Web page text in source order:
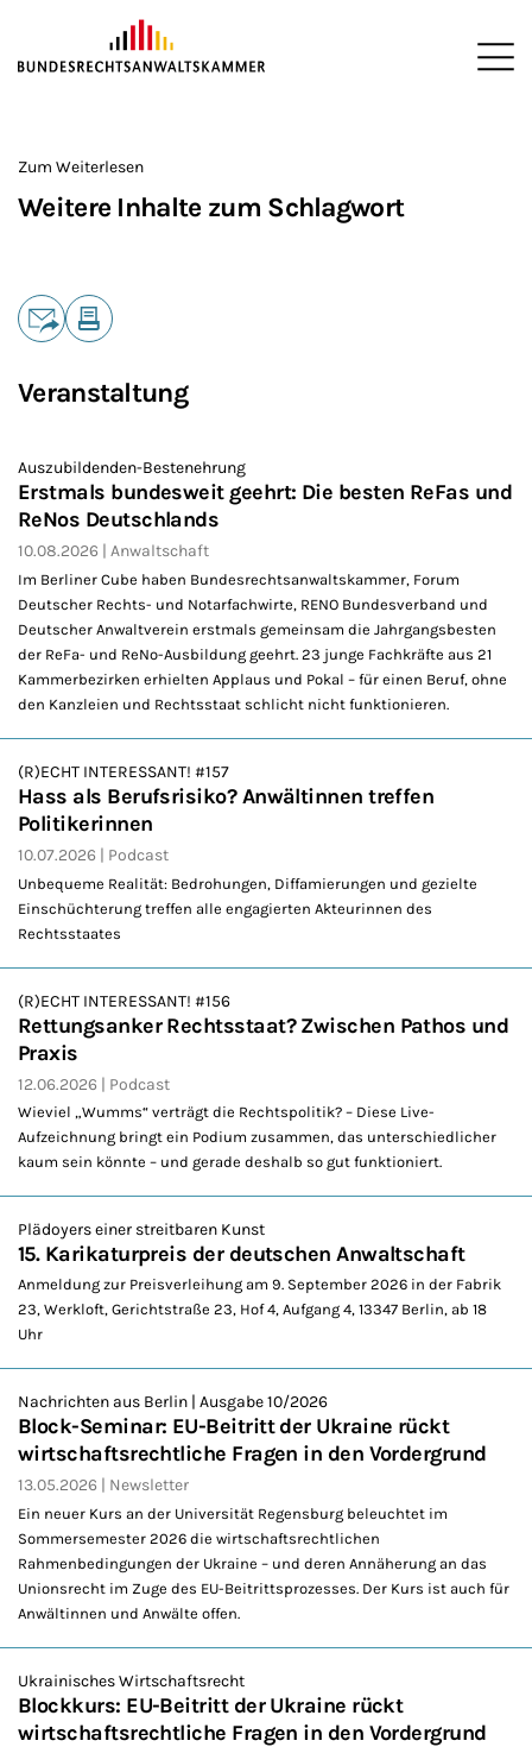
ZUM HAUPTINHALT SPRINGEN
Zum Weiterlesen
Weitere Inhalte zum Schlagwort
Teilen
Veranstaltung
Auszubildenden-Bestenehrung
Erstmals bundesweit geehrt: Die besten ReFas und
ReNos Deutschlands
10.08.2026 Anwaltschaft
Im Berliner Cube haben Bundesrechtsanwaltskammer, Forum
Deutscher Rechts- und Notarfachwirte, RENO Bundesverband und
Deutscher Anwaltverein erstmals gemeinsam die Jahrgangsbesten
der ReFa- und ReNo-Ausbildung geehrt. 23 junge Fachkräfte aus 21
Kammerbezirken erhielten Applaus und Pokal – für einen Beruf, ohne
den Kanzleien und Rechtsstaat schlicht nicht funktionieren.
(R)ECHT INTERESSANT! #157
Hass als Berufsrisiko? Anwältinnen treffen
Politikerinnen
10.07.2026 Podcast
Unbequeme Realität: Bedrohungen, Diffamierungen und gezielte
Einschüchterung treffen alle engagierten Akteurinnen des
Rechtsstaates
(R)ECHT INTERESSANT! #156
Rettungsanker Rechtsstaat? Zwischen Pathos und
Praxis
12.06.2026 Podcast
Wieviel „Wumms“ verträgt die Rechtspolitik? – Diese Live-
Aufzeichnung bringt ein Podium zusammen, das unterschiedlicher
kaum sein könnte – und gerade deshalb so gut funktioniert.
Plädoyers einer streitbaren Kunst
15. Karikaturpreis der deutschen Anwaltschaft
Anmeldung zur Preisverleihung am 9. September 2026 in der Fabrik
23, Werkloft, Gerichtstraße 23, Hof 4, Aufgang 4, 13347 Berlin, ab 18
Uhr
Nachrichten aus Berlin | Ausgabe 10/2026
Block-Seminar: EU-Beitritt der Ukraine rückt
wirtschaftsrechtliche Fragen in den Vordergrund
13.05.2026 Newsletter
Ein neuer Kurs an der Universität Regensburg beleuchtet im
Sommersemester 2026 die wirtschaftsrechtlichen
Rahmenbedingungen der Ukraine – und deren Annäherung an das
Unionsrecht im Zuge des EU-Beitrittsprozesses. Der Kurs ist auch für
Anwältinnen und Anwälte offen.
Ukrainisches Wirtschaftsrecht
Blockkurs: EU-Beitritt der Ukraine rückt
wirtschaftsrechtliche Fragen in den Vordergrund